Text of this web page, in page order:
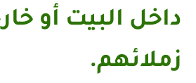
داخل البيت أو
زملائهم.